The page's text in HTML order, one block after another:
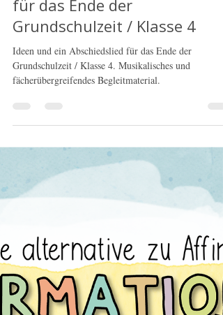
Doodleteacher
13. Apr. 2025
3 Min. Lesezeit
für das Ende der
Grundschulzeit / Klasse 4
Ideen und ein Abschiedslied für das Ende der
Grundschulzeit / Klasse 4. Musikalisches und
fächerübergreifendes Begleitmaterial.